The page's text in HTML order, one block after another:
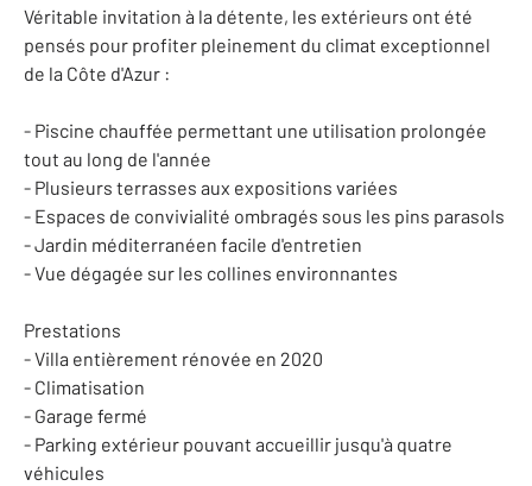
Véritable invitation à la détente, les extérieurs ont été
pensés pour profiter pleinement du climat exceptionnel
de la Côte d'Azur :
- Piscine chauffée permettant une utilisation prolongée
tout au long de l'année
- Plusieurs terrasses aux expositions variées
- Espaces de convivialité ombragés sous les pins parasols
- Jardin méditerranéen facile d'entretien
- Vue dégagée sur les collines environnantes
Prestations
- Villa entièrement rénovée en 2020
- Climatisation
- Garage fermé
- Parking extérieur pouvant accueillir jusqu'à quatre
véhicules